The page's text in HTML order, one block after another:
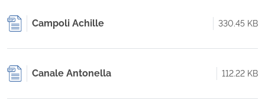
Campoli Achille 330.45 KB
Canale Antonella 112.22 KB